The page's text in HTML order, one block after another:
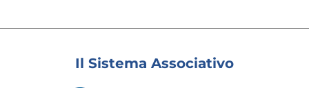
Il Sistema Associativo